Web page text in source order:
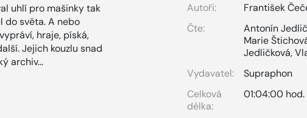
uhlí pro mašinky tak
do světa. A nebo
hraje, píská,
Jejich kouzlu snad
archiv...
Autoři:
František
Čte:
Antonín
Marie
Jedličková,
Vydavatel:
Supraphon
Celková
délka:
01:04:00 hod.